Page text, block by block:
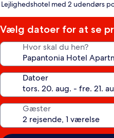
stjernet
Lejlighedshotel med 2 udendørs
Vælg datoer for at se
Hvor skal du hen?
Datoer
Gæster